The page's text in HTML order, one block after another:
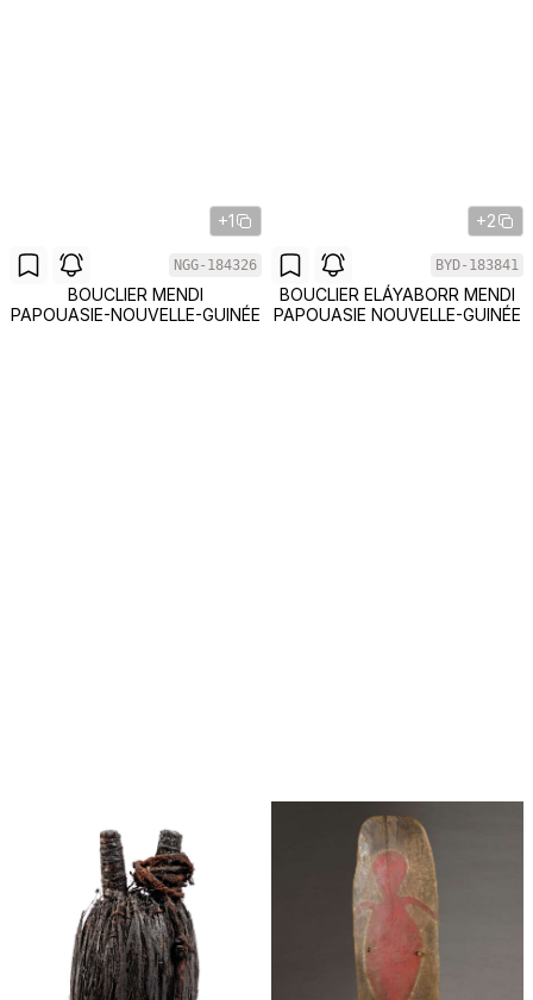
+1
NGG-184326
BOUCLIER MENDI
PAPOUASIE-NOUVELLE-GUINÉE
+2
BYD-183841
BOUCLIER ELÁYABORR MENDI
PAPOUASIE NOUVELLE-GUINÉE